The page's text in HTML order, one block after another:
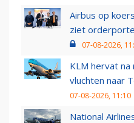
Airbus op
ziet
07-08-2026,
KLM hervat
vluchten naar
07-08-2026, 11:10
National